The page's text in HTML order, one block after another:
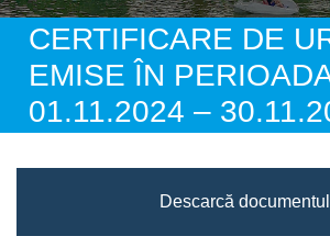
CERTIFICARE DE
EMISE ÎN
01.11.2024 –
Descarcă